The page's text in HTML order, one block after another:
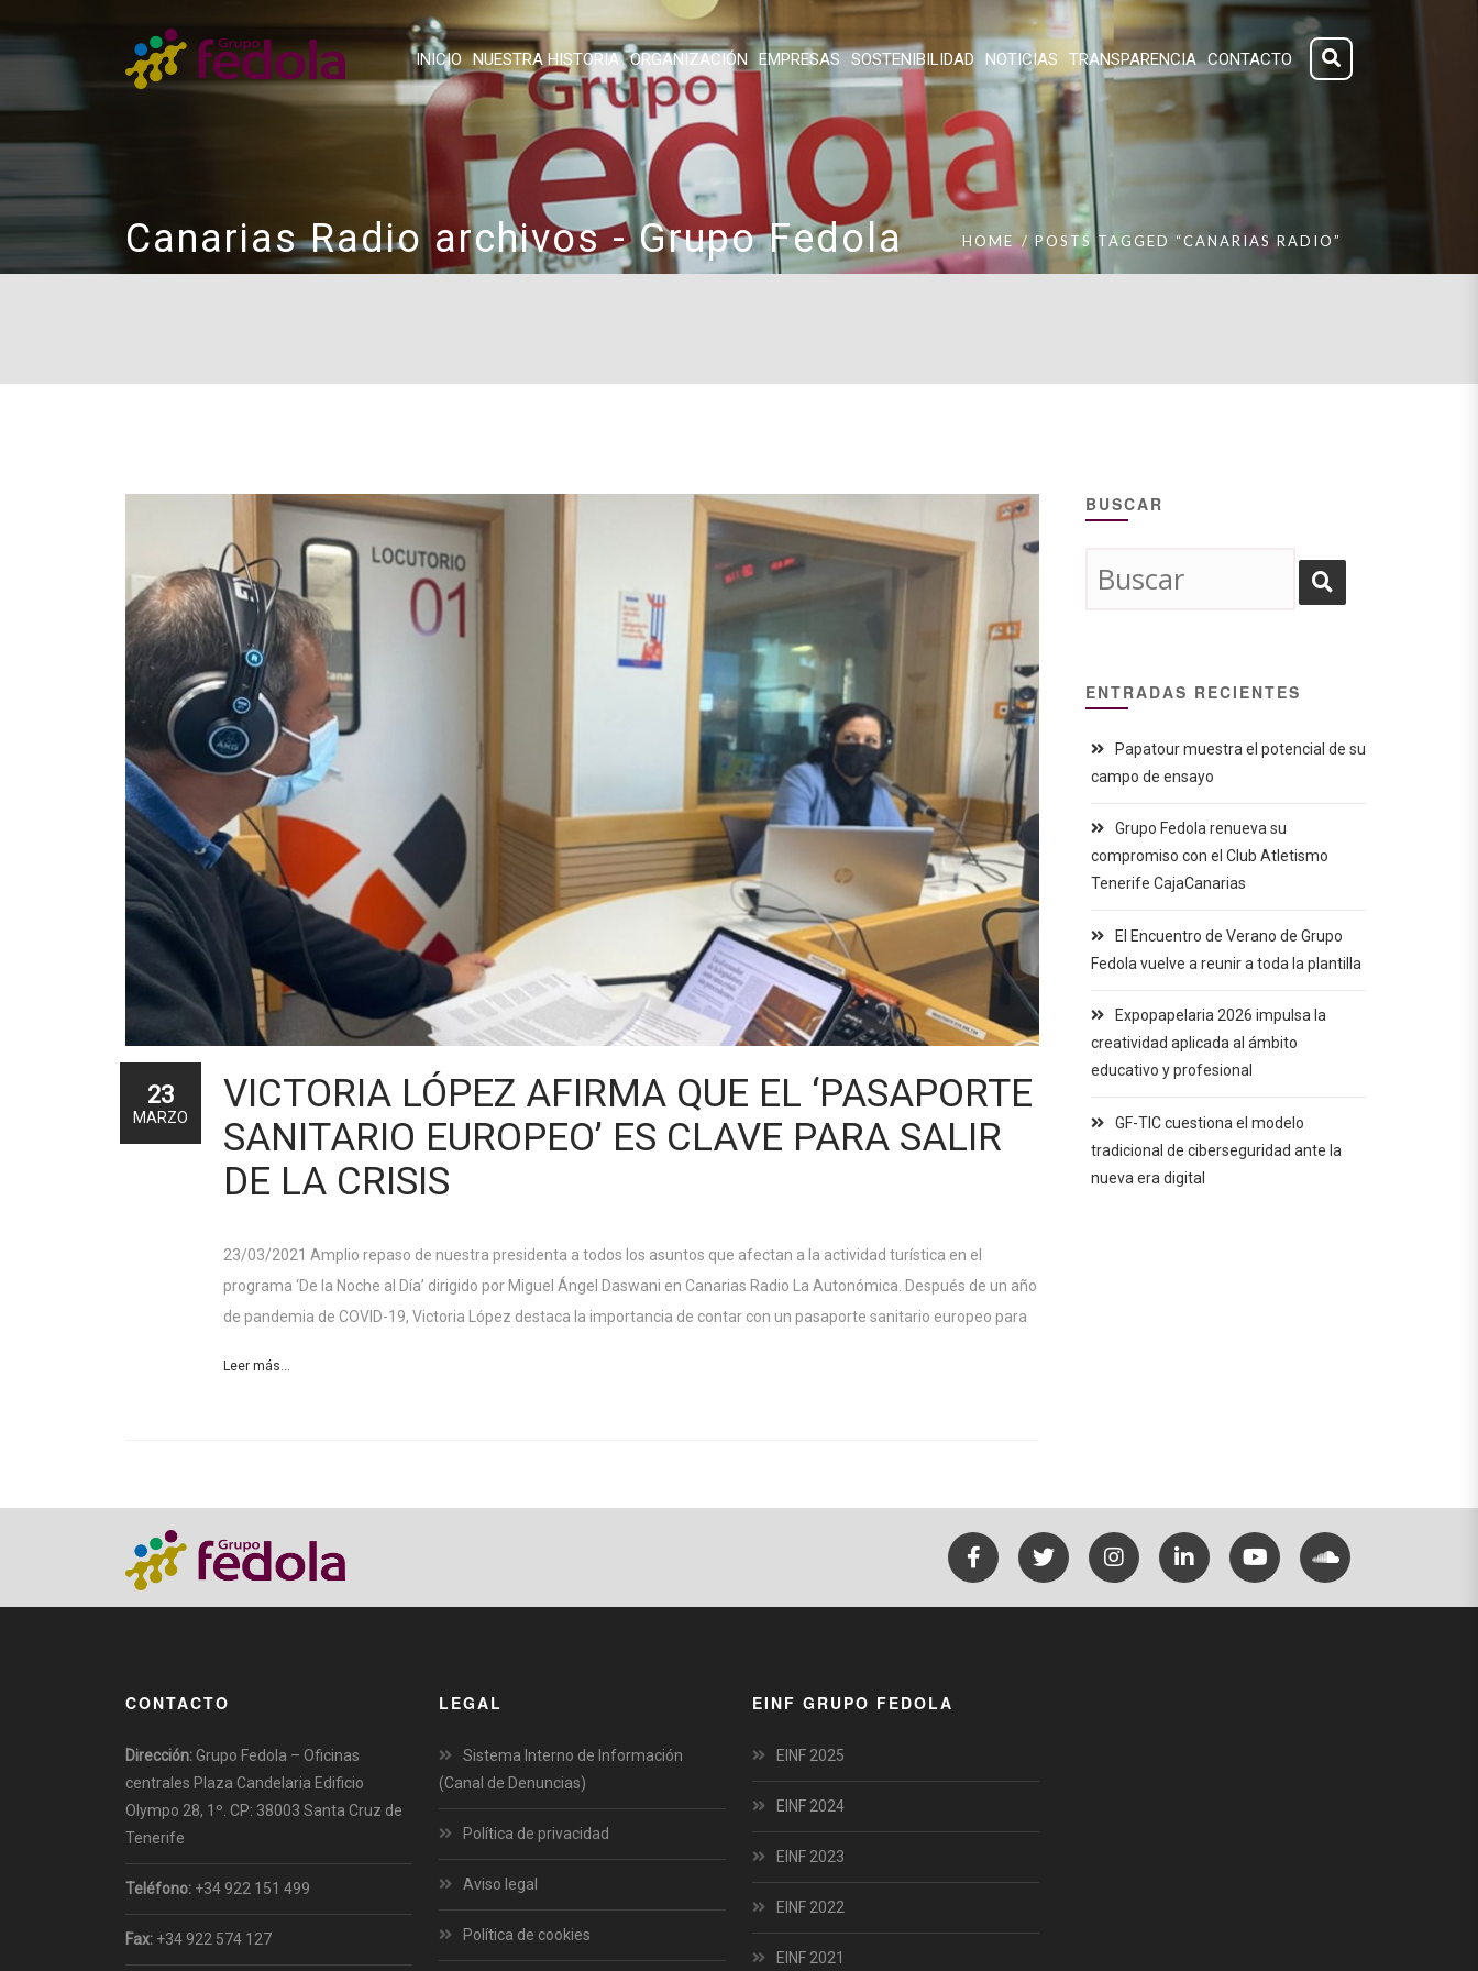
INICIO NUESTRA HISTORIA ORGANIZACIÓN EMPRESAS SOSTENIBILIDAD NOTICIAS TRANSPARENCIA CONTACTO
Canarias Radio archivos - Grupo Fedola HOME POSTS TAGGED “CANARIAS RADIO”
VICTORIA LÓPEZ AFIRMA QUE EL ‘PASAPORTE
SANITARIO EUROPEO’ ES CLAVE PARA SALIR
DE LA CRISIS
23/03/2021 Amplio repaso de nuestra presidenta a todos los asuntos que afectan a la actividad turística en el
programa ‘De la Noche al Día’ dirigido por Miguel Ángel Daswani en Canarias Radio La Autonómica. Después de un año
de pandemia de COVID-19, Victoria López destaca la importancia de contar con un pasaporte sanitario europeo para
Leer más...
23
MARZO
BUSCAR
ENTRADAS RECIENTES
Papatour muestra el potencial de su
campo de ensayo
Grupo Fedola renueva su
compromiso con el Club Atletismo
Tenerife CajaCanarias
El Encuentro de Verano de Grupo
Fedola vuelve a reunir a toda la plantilla
Expopapelaria 2026 impulsa la
creatividad aplicada al ámbito
educativo y profesional
GF-TIC cuestiona el modelo
tradicional de ciberseguridad ante la
nueva era digital
CONTACTO
Dirección: Grupo Fedola – Oficinas
centrales Plaza Candelaria Edificio
Olympo 28, 1º. CP: 38003 Santa Cruz de
Tenerife
Teléfono: +34 922 151 499
Fax: +34 922 574 127
LEGAL
Sistema Interno de Información
(Canal de Denuncias)
Política de privacidad
Aviso legal
Política de cookies
EINF GRUPO FEDOLA
EINF 2025
EINF 2024
EINF 2023
EINF 2022
EINF 2021